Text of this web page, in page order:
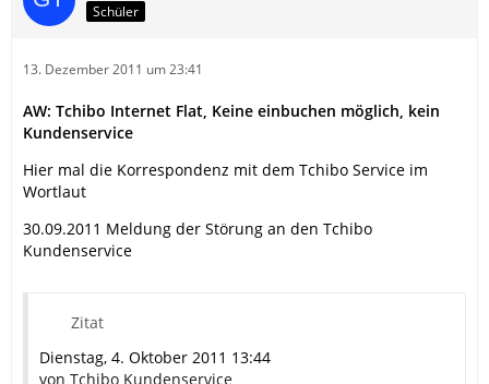
Schüler
13. Dezember 2011 um 23:41
AW: Tchibo Internet Flat, Keine einbuchen möglich, kein
Kundenservice
Hier mal die Korrespondenz mit dem Tchibo Service im
Wortlaut
30.09.2011 Meldung der Störung an den Tchibo
Kundenservice
Zitat
Dienstag, 4. Oktober 2011 13:44
von Tchibo Kundenservice